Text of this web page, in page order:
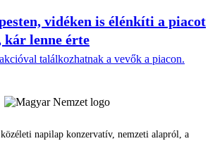
vidéken is élénkíti a piacot
lenne érte
találkozhatnak a vevők a piacon.
napilap konzervatív, nemzeti alapról, a